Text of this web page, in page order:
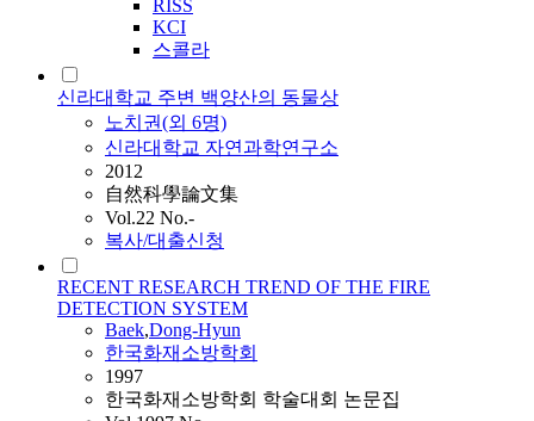
RISS
KCI
스콜라
신라대학교 주변 백양산의 동물상
노치권(외 6명)
신라대학교 자연과학연구소
2012
自然科學論文集
Vol.22 No.-
복사/대출신청
RECENT RESEARCH TREND OF THE FIRE
DETECTION SYSTEM
Baek,Dong-Hyun
한국화재소방학회
1997
한국화재소방학회 학술대회 논문집